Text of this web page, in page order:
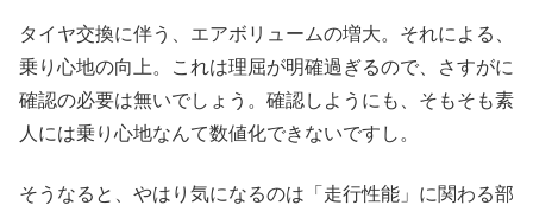
タイヤ交換に伴う、エアボリュームの増大。それによる、
乗り心地の向上。これは理屈が明確過ぎるので、さすがに
確認の必要は無いでしょう。確認しようにも、そもそも素
人には乗り心地なんて数値化できないですし。
そうなると、やはり気になるのは「走行性能」に関わる部